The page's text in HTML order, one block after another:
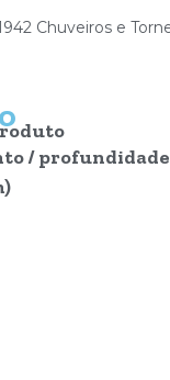
Chuveiros e
/ profundidade